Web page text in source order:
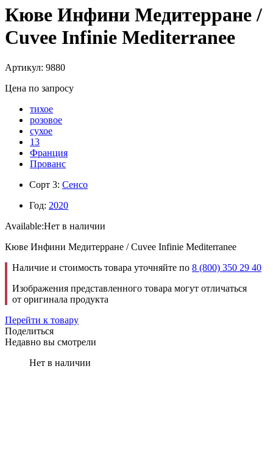
Кюве Инфини Медитерране /
Cuvee Infinie Mediterranee
Артикул: 9880
Цена по запросу
тихое
розовое
сухое
13
Франция
Прованс
Сорт 3: Сенсо
Год: 2020
Available:Нет в наличии
Кюве Инфини Медитерране / Cuvee Infinie Mediterranee
Наличие и стоимость товара уточняйте по 8 (800) 350 29 40
Изображения представленного товара могут отличаться
от оригинала продукта
Перейти к товару
Поделиться
Недавно вы смотрели
Нет в наличии